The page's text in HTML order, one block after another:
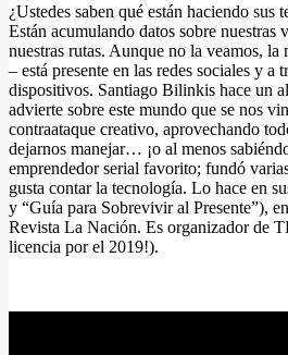
¿Ustedes saben qué están haciendo sus
Están acumulando datos sobre nuestras
nuestras rutas. Aunque no la veamos,
– está presente en las redes sociales y a
dispositivos. Santiago Bilinkis hace un
advierte sobre este mundo que se nos
contraataque creativo, aprovechando
dejarnos manejar… ¡o al menos
emprendedor serial favorito; fundó
gusta contar la tecnología. Lo hace en
y “Guía para Sobrevivir al Presente”),
Revista La Nación. Es organizador de
licencia por el 2019!).